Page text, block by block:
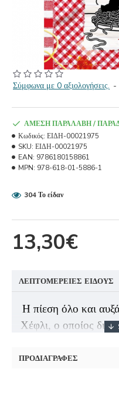
Σύμφωνα με 0 αξιολογήσεις. -
13,30€
ΆΜΕΣΗ ΠΑΡΑΛΑΒΉ /
Κωδικός: ΕΙΔΗ-00021975
SKU: ΕΙΔΗ-00021975
EAN: 9786180158861
MPN: 978-618-01-5886-1
304 Το είδαν
ΛΕΠΤΟΜΈΡΕΙΕΣ ΕΊΔΟΥΣ
Η πίεση όλο και
Χέφλι, ο οποίος
μικροσκοπικό
ΠΡΟΔΙΑΓΡΑΦΈΣ